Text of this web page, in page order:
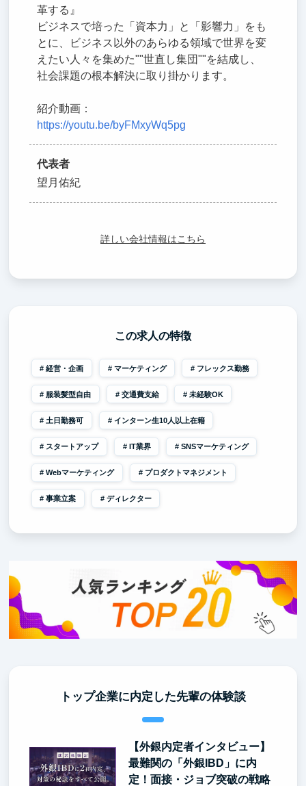
革する』
ビジネスで培った「資本力」と「影響力」をも
とに、ビジネス以外のあらゆる領域で世界を変
えたい人々を集めた""世直し集団""を結成し、
社会課題の根本解決に取り掛かります。
紹介動画：
https://youtu.be/byFMxyWq5pg
代表者
望月佑紀
詳しい会社情報はこちら
この求人の特徴
経営・企画 マーケティング フレックス勤務
服装髪型自由 交通費支給 未経験OK
土日勤務可 インターン生10人以上在籍
スタートアップ IT業界 SNSマーケティング
Webマーケティング プロダクトマネジメント
事業立案 ディレクター
トップ企業に内定した先輩の体験談
【外銀内定者インタビュー】
最難関の「外銀IBD」に内
定！面接・ジョブ突破の戦略